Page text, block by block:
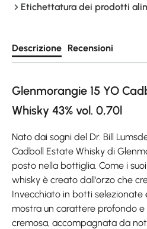
Etichettatura dei prodotti
Descrizione Recensioni
Glenmorangie 15 YO
Whisky 43% vol. 0,70l
Nato dai sogni del Dr. Bill
Cadboll Estate Whisky di
posto nella bottiglia. Come i
whisky è creato dall'orzo che
Invecchiato in botti selezionate
mostra un carattere profondo
cremosa, accompagnata da